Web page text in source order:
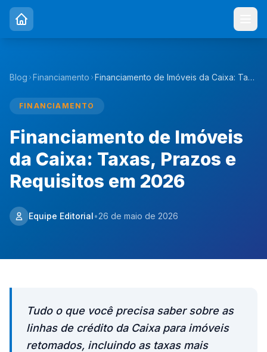
Blog Financiamento Financiamento de Imóveis da Caixa: Taxas, Prazos e Requisitos em 2026
FINANCIAMENTO
Financiamento de Imóveis
da Caixa: Taxas, Prazos e
Requisitos em 2026
Equipe Editorial•26 de maio de 2026
Tudo o que você precisa saber sobre as
linhas de crédito da Caixa para imóveis
retomados, incluindo as taxas mais